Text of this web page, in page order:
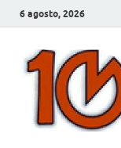
6 agosto, 2026